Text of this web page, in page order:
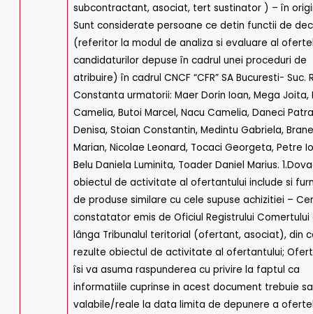
subcontractant, asociat, tert sustinator ) – în
Sunt considerate persoane ce detin functii de
(referitor la modul de analiza si evaluare al
candidaturilor depuse în cadrul unei proceduri de
atribuire) în cadrul CNCF “CFR” SA Bucuresti- Suc.
Constanta urmatorii: Maer Dorin Ioan, Mega Joita,
Camelia, Butoi Marcel, Nacu Camelia, Daneci
Denisa, Stoian Constantin, Medintu Gabriela,
Marian, Nicolae Leonard, Tocaci Georgeta, Petre
Belu Daniela Luminita, Toader Daniel Marius.
obiectul de activitate al ofertantului include si
de produse similare cu cele supuse achizitiei –
constatator emis de Oficiul Registrului Comertului
lânga Tribunalul teritorial (ofertant, asociat), din
rezulte obiectul de activitate al ofertantului;
îsi va asuma raspunderea cu privire la faptul ca
informatiile cuprinse in acest document trebuie
valabile/reale la data limita de depunere a